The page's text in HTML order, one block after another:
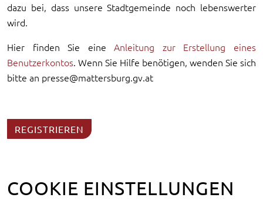
dazu bei, dass unsere Stadtgemeinde noch lebenswerter
wird.
Hier finden Sie eineAnleitung zur Erstellung eines
Benutzerkontos. Wenn Sie Hilfe benötigen, wenden Sie sich
bitte an presse@mattersburg.gv.at
REGISTRIEREN
COOKIE EINSTELLUNGEN